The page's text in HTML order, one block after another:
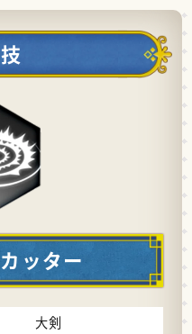
ッター
大剣